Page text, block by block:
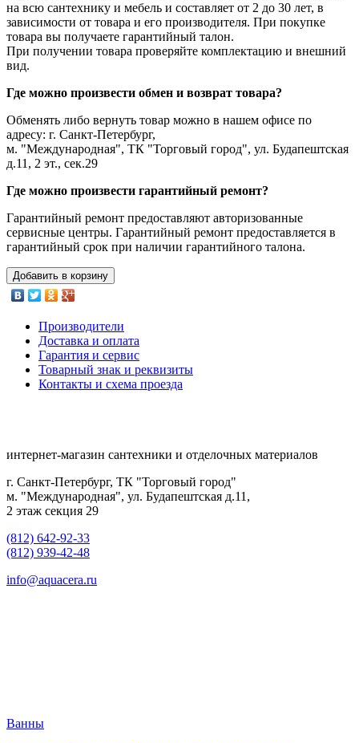
на всю сантехнику и мебель и составляет от 2 до 30 лет, в
зависимости от товара и его производителя. При покупке
товара вы получаете гарантийный талон.
При получении товара проверяйте комплектацию и внешний
вид.
Где можно произвести обмен и возврат товара?
Обменять либо вернуть товар можно в нашем офисе по
адресу: г. Санкт-Петербург,
м. "Международная", ТК "Торговый город", ул. Будапештская
д.11, 2 эт., сек.29
Где можно произвести гарантийный ремонт?
Гарантийный ремонт предоставляют авторизованные
сервисные центры. Гарантийный ремонт предоставляется в
гарантийный срок при наличии гарантийного талона.
Добавить в корзину
Производители
Доставка и оплата
Гарантия и сервис
Товарный знак и реквизиты
Контакты и схема проезда
интернет-магазин сантехники и отделочных материалов
г. Санкт-Петербург, ТК "Торговый город"
м. "Международная", ул. Будапештская д.11,
2 этаж секция 29
(812) 642-92-33
(812) 939-42-48
info@aquacera.ru
Ванны